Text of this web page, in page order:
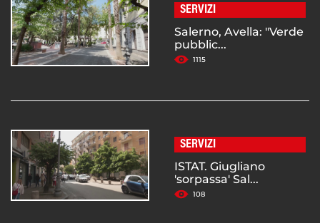
SERVIZI
Salerno, Avella: "Verde
pubblic...
1115
SERVIZI
ISTAT. Giugliano
'sorpassa' Sal...
108